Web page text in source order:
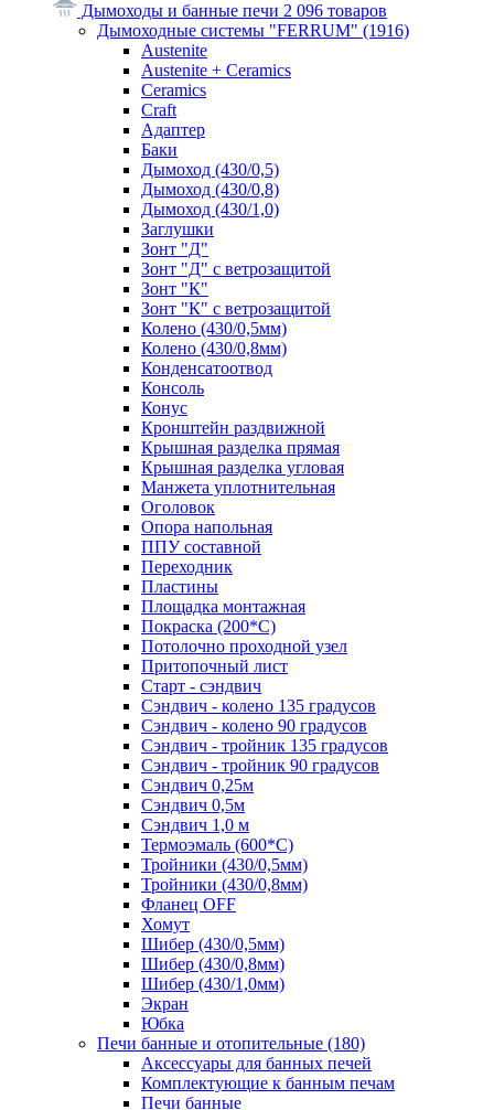
Дымоходы и банные печи 2 096 товаров
Дымоходные системы "FERRUM" (1916)
Austenite
Austenite + Ceramics
Ceramics
Craft
Адаптер
Баки
Дымоход (430/0,5)
Дымоход (430/0,8)
Дымоход (430/1,0)
Заглушки
Зонт "Д"
Зонт "Д" с ветрозащитой
Зонт "К"
Зонт "К" с ветрозащитой
Колено (430/0,5мм)
Колено (430/0,8мм)
Конденсатоотвод
Консоль
Конус
Кронштейн раздвижной
Крышная разделка прямая
Крышная разделка угловая
Манжета уплотнительная
Оголовок
Опора напольная
ППУ составной
Переходник
Пластины
Площадка монтажная
Покраска (200*С)
Потолочно проходной узел
Притопочный лист
Старт - сэндвич
Сэндвич - колено 135 градусов
Сэндвич - колено 90 градусов
Сэндвич - тройник 135 градусов
Сэндвич - тройник 90 градусов
Сэндвич 0,25м
Сэндвич 0,5м
Сэндвич 1,0 м
Термоэмаль (600*С)
Тройники (430/0,5мм)
Тройники (430/0,8мм)
Фланец OFF
Хомут
Шибер (430/0,5мм)
Шибер (430/0,8мм)
Шибер (430/1,0мм)
Экран
Юбка
Печи банные и отопительные (180)
Аксессуары для банных печей
Комплектующие к банным печам
Печи банные